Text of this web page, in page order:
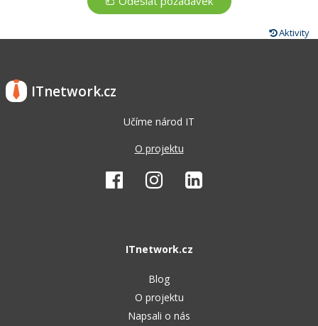
Aktivity
ITnetwork.cz
Učíme národ IT
O projektu
ITnetwork.cz
Blog
O projektu
Napsali o nás